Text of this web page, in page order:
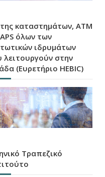
καταστημάτων, ATM
όλων των
ιδρυμάτων
λειτουργούν στην
(Ευρετήριο HEBIC)
Τραπεζικό